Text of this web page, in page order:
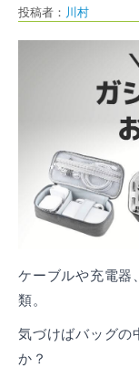
投稿者： 川村
ケーブルや充電器
類。
気づけばバッグの
か？